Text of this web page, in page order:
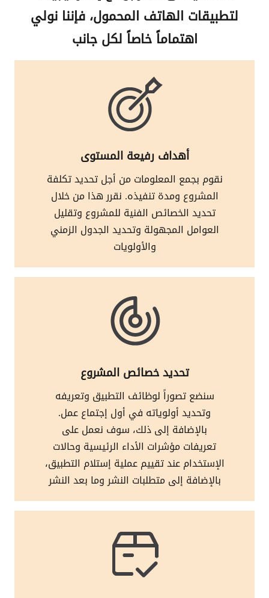
لتطبيقات الهاتف المحمول، فإننا نولي
اهتماماً خاصاً لكل جانب
أهداف رفيعة المستوى
نقوم بجمع المعلومات من أجل تحديد تكلفة
المشروع ومدة تنفيذه. نقرر هذا من خلال
تحديد الخصائص الفنية للمشروع وتقليل
العوامل المجهولة وتحديد الجدول الزمني
والأولويات
تحديد خصائص المشروع
سنضع تصوراً لوظائف التطبيق وتعريفه
وتحديد أولوياته في أول إجتماع عمل.
بالإضافة إلى ذلك، سوف نعمل على
تعريفات مؤشرات الأداء الرئيسية وحالات
الإستخدام عند تقييم عملية إستلام التطبيق،
بالإضافة إلى متطلبات النشر وما بعد النشر